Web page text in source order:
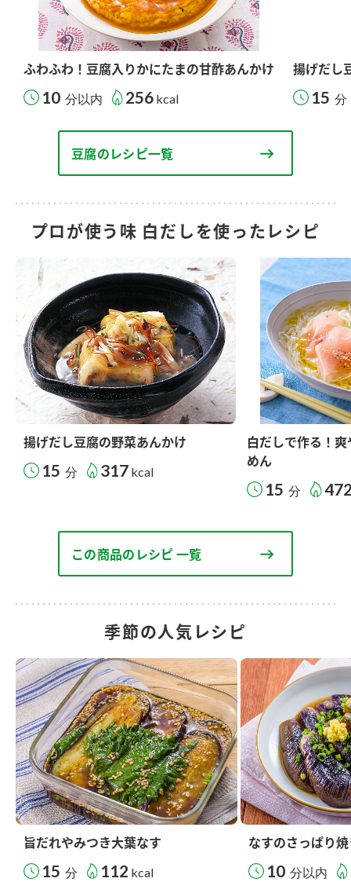
ふわふわ！豆腐入りかにたまの甘酢あんかけ
10 分以内 256 kcal
揚げだし
15 分
豆腐のレシピ一覧
プロが使う味 白だしを使ったレシピ
揚げだし豆腐の野菜あんかけ
15 分 317 kcal
白だしで作る！
めん
15 分
この商品のレシピ 一覧
季節の人気レシピ
旨だれやみつき大葉なす
15 分 112 kcal
なすのさっぱり
10 分以内